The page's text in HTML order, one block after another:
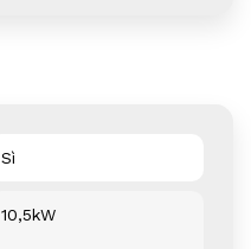
Sì
10,5kW